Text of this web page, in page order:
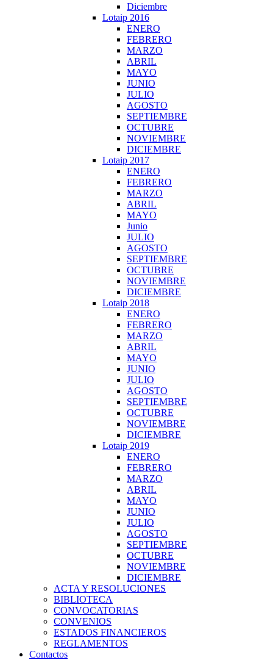
Diciembre
Lotaip 2016
ENERO
FEBRERO
MARZO
ABRIL
MAYO
JUNIO
JULIO
AGOSTO
SEPTIEMBRE
OCTUBRE
NOVIEMBRE
DICIEMBRE
Lotaip 2017
ENERO
FEBRERO
MARZO
ABRIL
MAYO
Junio
JULIO
AGOSTO
SEPTIEMBRE
OCTUBRE
NOVIEMBRE
DICIEMBRE
Lotaip 2018
ENERO
FEBRERO
MARZO
ABRIL
MAYO
JUNIO
JULIO
AGOSTO
SEPTIEMBRE
OCTUBRE
NOVIEMBRE
DICIEMBRE
Lotaip 2019
ENERO
FEBRERO
MARZO
ABRIL
MAYO
JUNIO
JULIO
AGOSTO
SEPTIEMBRE
OCTUBRE
NOVIEMBRE
DICIEMBRE
ACTA Y RESOLUCIONES
BIBLIOTECA
CONVOCATORIAS
CONVENIOS
ESTADOS FINANCIEROS
REGLAMENTOS
Contactos